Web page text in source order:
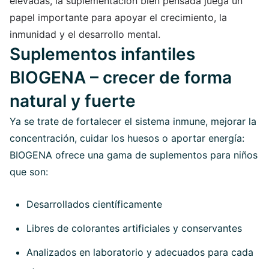
papel importante para apoyar el crecimiento, la
inmunidad y el desarrollo mental.
Suplementos infantiles
BIOGENA – crecer de forma
natural y fuerte
Ya se trate de fortalecer el sistema inmune, mejorar la
concentración, cuidar los huesos o aportar energía:
BIOGENA ofrece una gama de suplementos para niños
que son:
Desarrollados científicamente
Libres de colorantes artificiales y conservantes
Analizados en laboratorio y adecuados para cada